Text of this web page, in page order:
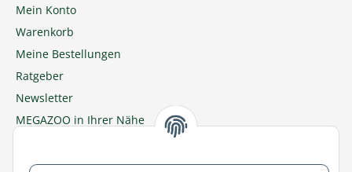
Mein Konto
Warenkorb
Meine Bestellungen
Ratgeber
Newsletter
MEGAZOO in Ihrer Nähe
Zu MEGAZOO-nord.de wechseln